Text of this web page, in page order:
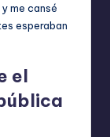
me cansé
esperaban
el